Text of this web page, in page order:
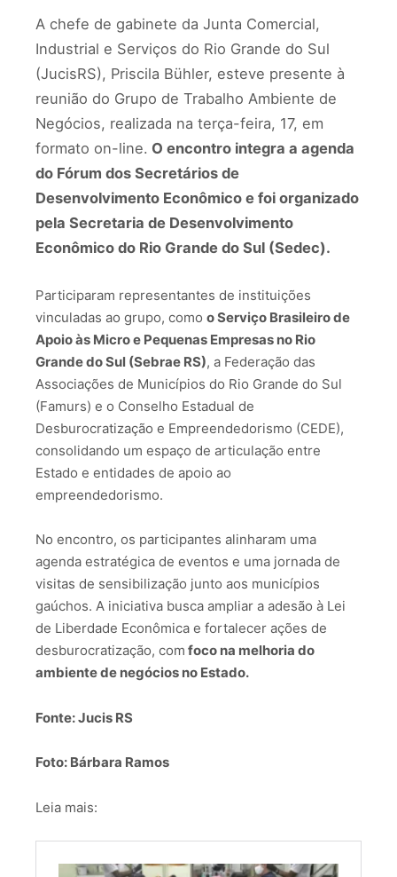
A chefe de gabinete da Junta Comercial,
Industrial e Serviços do Rio Grande do Sul
(JucisRS), Priscila Bühler, esteve presente à
reunião do Grupo de Trabalho Ambiente de
Negócios, realizada na terça-feira, 17, em
formato on-line. O encontro integra a agenda
do Fórum dos Secretários de
Desenvolvimento Econômico e foi organizado
pela Secretaria de Desenvolvimento
Econômico do Rio Grande do Sul (Sedec).
Participaram representantes de instituições
vinculadas ao grupo, como o Serviço Brasileiro de
Apoio às Micro e Pequenas Empresas no Rio
Grande do Sul (Sebrae RS), a Federação das
Associações de Municípios do Rio Grande do Sul
(Famurs) e o Conselho Estadual de
Desburocratização e Empreendedorismo (CEDE),
consolidando um espaço de articulação entre
Estado e entidades de apoio ao
empreendedorismo.
No encontro, os participantes alinharam uma
agenda estratégica de eventos e uma jornada de
visitas de sensibilização junto aos municípios
gaúchos. A iniciativa busca ampliar a adesão à Lei
de Liberdade Econômica e fortalecer ações de
desburocratização, com foco na melhoria do
ambiente de negócios no Estado.
Fonte: Jucis RS
Foto: Bárbara Ramos
Leia mais: